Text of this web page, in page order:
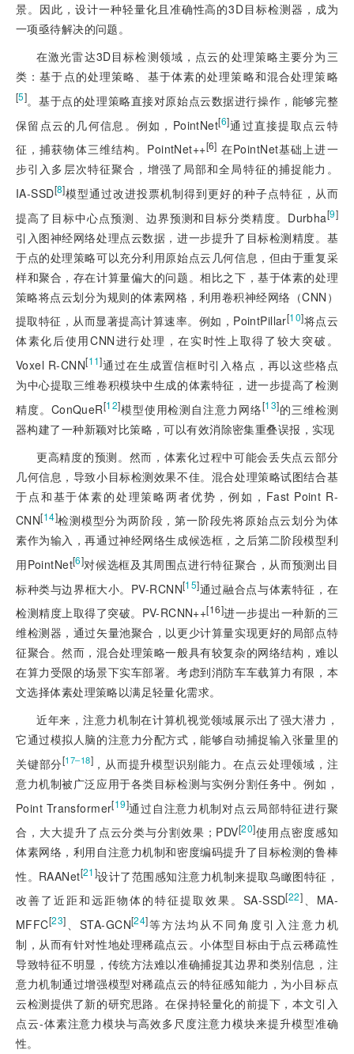
景。因此，设计一种轻量化且准确性高的3D目标检测器，成为
一项亟待解决的问题。
在激光雷达3D目标检测领域，点云的处理策略主要分为三
类：基于点的处理策略、基于体素的处理策略和混合处理策略
[5]。基于点的处理策略直接对原始点云数据进行操作，能够完整
保留点云的几何信息。例如，PointNet[6]通过直接提取点云特
征，捕获物体三维结构。PointNet++[6] 在PointNet基础上进一
步引入多层次特征聚合，增强了局部和全局特征的捕捉能力。
IA-SSD[8]模型通过改进投票机制得到更好的种子点特征，从而
提高了目标中心点预测、边界预测和目标分类精度。Durbha[9]
引入图神经网络处理点云数据，进一步提升了目标检测精度。基
于点的处理策略可以充分利用原始点云几何信息，但由于重复采
样和聚合，存在计算量偏大的问题。相比之下，基于体素的处理
策略将点云划分为规则的体素网格，利用卷积神经网络（CNN）
提取特征，从而显著提高计算速率。例如，PointPillar[10]将点云
体素化后使用CNN进行处理，在实时性上取得了较大突破。
Voxel R-CNN[11]通过在生成置信框时引入格点，再以这些格点
为中心提取三维卷积模块中生成的体素特征，进一步提高了检测
精度。ConQueR[12]模型使用检测自注意力网络[13]的三维检测
器构建了一种新颖对比策略，可以有效消除密集重叠误报，实现
更高精度的预测。然而，体素化过程中可能会丢失点云部分
几何信息，导致小目标检测效果不佳。混合处理策略试图结合基
于点和基于体素的处理策略两者优势，例如，Fast Point R-
CNN[14]检测模型分为两阶段，第一阶段先将原始点云划分为体
素作为输入，再通过神经网络生成候选框，之后第二阶段模型利
用PointNet[6]对候选框及其周围点进行特征聚合，从而预测出目
标种类与边界框大小。PV-RCNN[15]通过融合点与体素特征，在
检测精度上取得了突破。PV-RCNN++[16]进一步提出一种新的三
维检测器，通过矢量池聚合，以更少计算量实现更好的局部点特
征聚合。然而，混合处理策略一般具有较复杂的网络结构，难以
在算力受限的场景下实车部署。考虑到消防车车载算力有限，本
文选择体素处理策略以满足轻量化需求。
近年来，注意力机制在计算机视觉领域展示出了强大潜力，
它通过模拟人脑的注意力分配方式，能够自动捕捉输入张量里的
关键部分[17‒18] ，从而提升模型识别能力。在点云处理领域，注
意力机制被广泛应用于各类目标检测与实例分割任务中。例如，
Point Transformer[19]通过自注意力机制对点云局部特征进行聚
合，大大提升了点云分类与分割效果；PDV[20]使用点密度感知
体素网络，利用自注意力机制和密度编码提升了目标检测的鲁棒
性。RAANet[21]设计了范围感知注意力机制来提取鸟瞰图特征，
改善了近距和远距物体的特征提取效果。SA-SSD[22]、MA-
MFFC[23]、STA-GCN[24]等方法均从不同角度引入注意力机
制，从而有针对性地处理稀疏点云。小体型目标由于点云稀疏性
导致特征不明显，传统方法难以准确捕捉其边界和类别信息，注
意力机制通过增强模型对稀疏点云的特征感知能力，为小目标点
云检测提供了新的研究思路。在保持轻量化的前提下，本文引入
点云-体素注意力模块与高效多尺度注意力模块来提升模型准确
性。